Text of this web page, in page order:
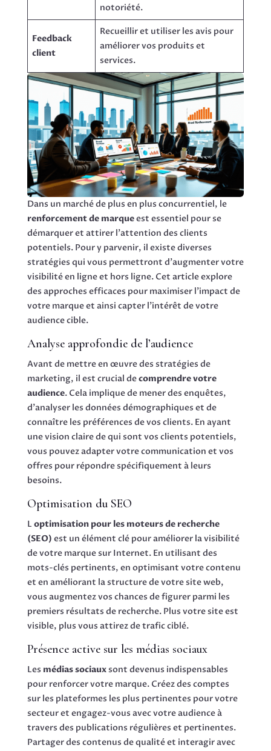
notoriété.
Feedback
client
Recueillir et utiliser les avis pour
améliorer vos produits et
services.
Dans un marché de plus en plus concurrentiel, le
renforcement de marqueest essentiel pour se
démarquer et attirer l’attention des clients
potentiels. Pour y parvenir, il existe diverses
stratégies qui vous permettront d’augmenter votre
visibilité en ligne et hors ligne. Cet article explore
des approches efficaces pour maximiser l’impact de
votre marque et ainsi capter l’intérêt de votre
audience cible.
Analyse approfondie de l’audience
Avant de mettre en œuvre des stratégies de
marketing, il est crucial decomprendre votre
audience. Cela implique de mener des enquêtes,
d’analyser les données démographiques et de
connaître les préférences de vos clients. En ayant
une vision claire de qui sont vos clients potentiels,
vous pouvez adapter votre communication et vos
offres pour répondre spécifiquement à leurs
besoins.
Optimisation du SEO
L optimisation pour les moteurs de recherche
(SEO) est un élément clé pour améliorer la visibilité
de votre marque sur Internet. En utilisant des
mots-clés pertinents, en optimisant votre contenu
et en améliorant la structure de votre site web,
vous augmentez vos chances de figurer parmi les
premiers résultats de recherche. Plus votre site est
visible, plus vous attirez de trafic ciblé.
Présence active sur les médias sociaux
Les médias sociauxsont devenus indispensables
pour renforcer votre marque. Créez des comptes
sur les plateformes les plus pertinentes pour votre
secteur et engagez-vous avec votre audience à
travers des publications régulières et pertinentes.
Partager des contenus de qualité et interagir avec